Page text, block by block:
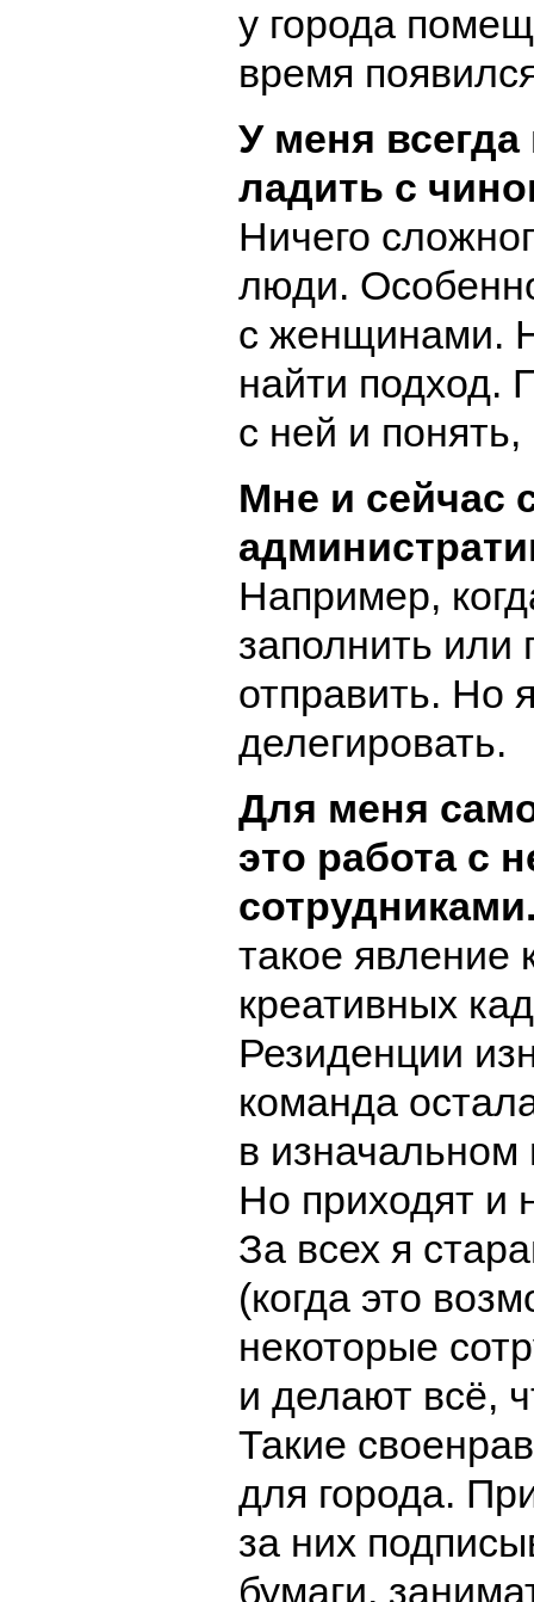
у города
время
У меня
ладить с
Ничего
люди.
с женщинами.
найти подход.
с ней и понять,
Мне и сейчас
Например,
заполнить или
отправить. Но
делегировать.
Для меня
это работа с
такое явление
креативных
Резиденции
команда
в изначальном
Но приходят и
За всех я
(когда это
некоторые
и делают всё,
Такие
для города.
за них
бумаги,